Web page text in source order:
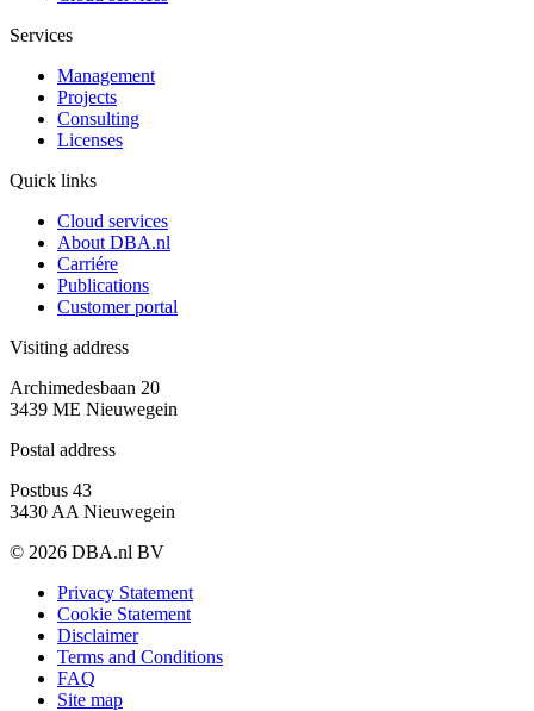
Services
Management
Projects
Consulting
Licenses
Quick links
Cloud services
About DBA.nl
Carriére
Publications
Customer portal
Visiting address
Archimedesbaan 20
3439 ME Nieuwegein
Postal address
Postbus 43
3430 AA Nieuwegein
© 2026 DBA.nl BV
Privacy Statement
Cookie Statement
Disclaimer
Terms and Conditions
FAQ
Site map